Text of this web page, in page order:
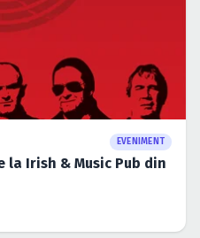
EVENIMENT
la Irish & Music Pub din